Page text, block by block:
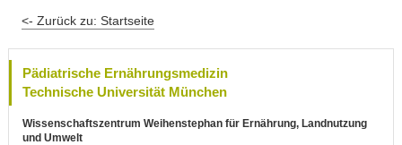
<- Zurück zu: Startseite
Pädiatrische Ernährungsmedizin
Technische Universität München
Wissenschaftszentrum Weihenstephan für Ernährung, Landnutzung
und Umwelt